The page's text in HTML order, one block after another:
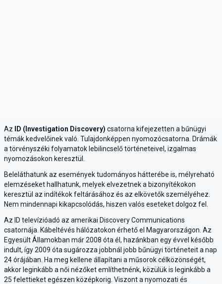
Az ID (Investigation Discovery) csatorna kifejezetten a bűnügyi
témák kedvelőinek való. Tulajdonképpen nyomozócsatorna. Drámák
a törvényszéki folyamatok lebilincselő történeteivel, izgalmas
nyomozásokon keresztül.
Beleláthatunk az események tudományos hátterébe is, mélyreható
elemzéseket hallhatunk, melyek elvezetnek a bizonyítékokon
keresztül az indítékok feltárásához és az elkövetők személyéhez.
Nem mindennapi kikapcsolódás, hiszen valós eseteket dolgoz fel.
Az ID televízióadó az amerikai Discovery Communications
csatornája. Kábeltévés hálózatokon érhető el Magyarországon. Az
Egyesült Államokban már 2008 óta él, hazánkban egy évvel később
indult, így 2009 óta sugározza jobbnál jobb bűnügyi történeteit a nap
24 órájában. Ha meg kellene állapítani a műsorok célközönségét,
akkor leginkább a női nézőket említhetnénk, közülük is leginkább a
25 felettieket egészen középkorig. Viszont a nyomozati és